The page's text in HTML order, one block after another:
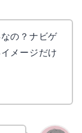
の？ナビゲ
メージだけ